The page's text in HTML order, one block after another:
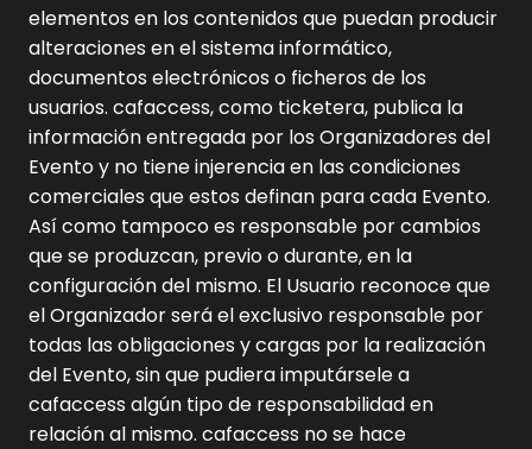
elementos en los contenidos que puedan producir
alteraciones en el sistema informático,
documentos electrónicos o ficheros de los
usuarios. cafaccess, como ticketera, publica la
información entregada por los Organizadores del
Evento y no tiene injerencia en las condiciones
comerciales que estos definan para cada Evento.
Así como tampoco es responsable por cambios
que se produzcan, previo o durante, en la
configuración del mismo. El Usuario reconoce que
el Organizador será el exclusivo responsable por
todas las obligaciones y cargas por la realización
del Evento, sin que pudiera imputársele a
cafaccess algún tipo de responsabilidad en
relación al mismo. cafaccess no se hace